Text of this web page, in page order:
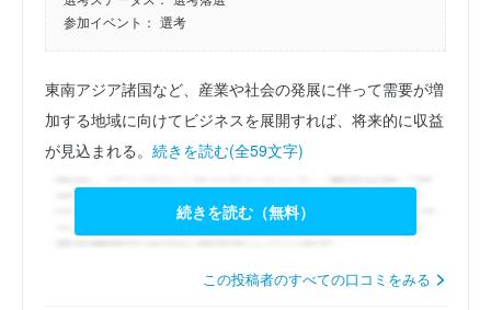
参加イベント： 選考
東南アジア諸国など、産業や社会の発展に伴って需要が増
加する地域に向けてビジネスを展開すれば、将来的に収益
が見込まれる。 続きを読む(全59文字)
続きを読む（無料）
この投稿者のすべての口コミをみる